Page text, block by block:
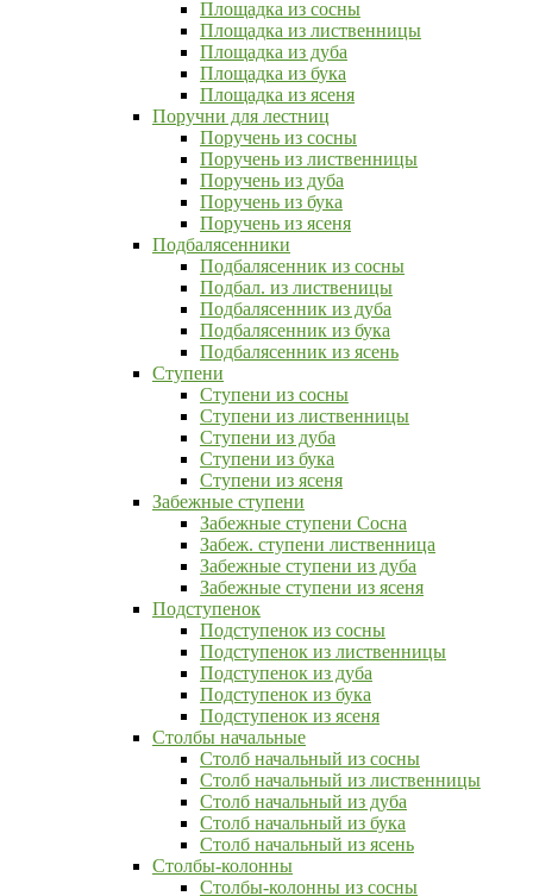
Площадка из сосны
Площадка из лиственницы
Площадка из дуба
Площадка из бука
Площадка из ясеня
Поручни для лестниц
Поручень из сосны
Поручень из лиственницы
Поручень из дуба
Поручень из бука
Поручень из ясеня
Подбалясенники
Подбалясенник из сосны
Подбал. из лиственицы
Подбалясенник из дуба
Подбалясенник из бука
Подбалясенник из ясень
Ступени
Ступени из сосны
Ступени из лиственницы
Ступени из дуба
Ступени из бука
Ступени из ясеня
Забежные ступени
Забежные ступени Сосна
Забеж. ступени лиственница
Забежные ступени из дуба
Забежные ступени из ясеня
Подступенок
Подступенок из сосны
Подступенок из лиственницы
Подступенок из дуба
Подступенок из бука
Подступенок из ясеня
Столбы начальные
Столб начальный из сосны
Столб начальный из лиственницы
Столб начальный из дуба
Столб начальный из бука
Столб начальный из ясень
Столбы-колонны
Столбы-колонны из сосны